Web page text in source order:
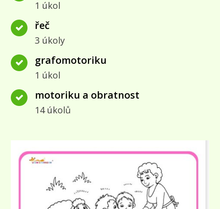
1 úkol
řeč
3 úkoly
grafomotoriku
1 úkol
motoriku a obratnost
14 úkolů